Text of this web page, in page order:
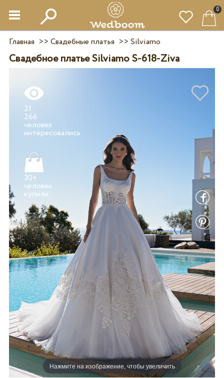
0
Главная >> Свадебные платья >> Silviamo
Свадебное платье Silviamo S-618-Ziva
Нажмите на изображение, чтобы увеличить
21
266
человек
30+
человек